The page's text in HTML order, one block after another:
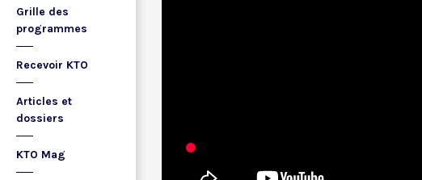
Grille des
programmes
Recevoir KTO
Articles et
dossiers
KTO Mag